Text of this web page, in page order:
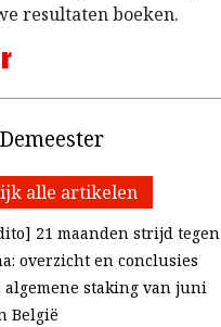
resultaten boeken.
alle artikelen
21 maanden strijd tegen
overzicht en conclusies
algemene staking van juni
België